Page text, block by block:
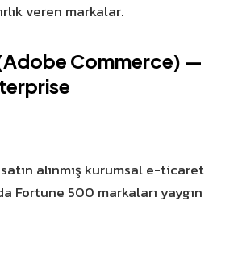
veren markalar.
Commerce) —
alınmış kurumsal e-ticaret
Fortune 500 markaları yaygın